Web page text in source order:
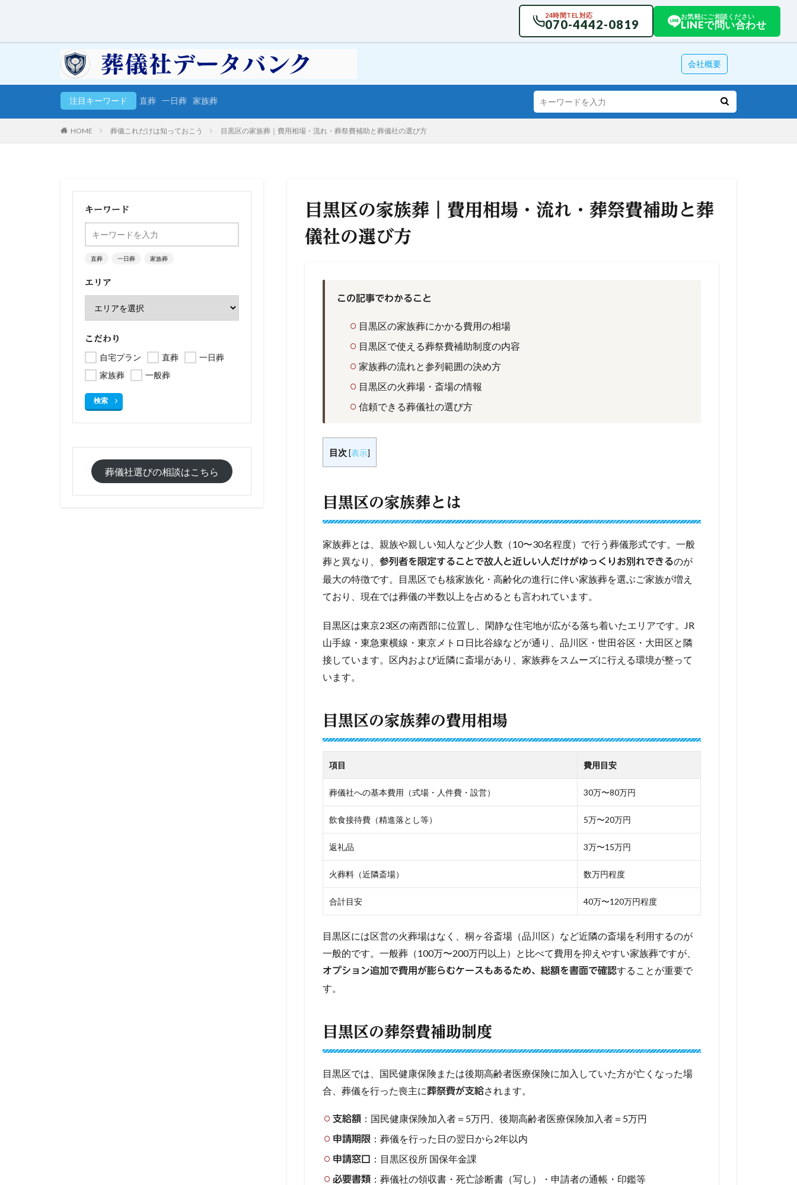
24時間TEL対応
070-4442-0819
お気軽にご相談ください
LINEで問い合わせ
会社概要
注目キーワード 直葬 一日葬 家族葬
HOME 葬儀これだけは知っておこう 目黒区の家族葬｜費用相場・流れ・葬祭費補助と葬儀社の選び方
目黒区の家族葬｜費用相場・流れ・葬祭費補助と葬
儀社の選び方
この記事でわかること
目黒区の家族葬にかかる費用の相場
目黒区で使える葬祭費補助制度の内容
家族葬の流れと参列範囲の決め方
目黒区の火葬場・斎場の情報
信頼できる葬儀社の選び方
目次 [表示]
目黒区の家族葬とは
家族葬とは、親族や親しい知人など少人数（10〜30名程度）で行う葬儀形式です。一般
葬と異なり、 参列者を限定することで故人と近しい人だけがゆっくりお別れできるのが
最大の特徴です。目黒区でも核家族化・高齢化の進行に伴い家族葬を選ぶご家族が増え
ており、現在では葬儀の半数以上を占めるとも言われています。
目黒区は東京23区の南西部に位置し、閑静な住宅地が広がる落ち着いたエリアです。JR
山手線・東急東横線・東京メトロ日比谷線などが通り、品川区・世田谷区・大田区と隣
接しています。区内および近隣に斎場があり、家族葬をスムーズに行える環境が整って
います。
目黒区の家族葬の費用相場
項目 費用目安
葬儀社への基本費用（式場・人件費・設営） 30万〜80万円
飲食接待費（精進落とし等） 5万〜20万円
返礼品 3万〜15万円
火葬料（近隣斎場） 数万円程度
合計目安 40万〜120万円程度
目黒区には区営の火葬場はなく、桐ヶ谷斎場（品川区）など近隣の斎場を利用するのが
一般的です。一般葬（100万〜200万円以上）と比べて費用を抑えやすい家族葬ですが、
オプション追加で費用が膨らむケースもあるため、総額を書面で確認することが重要で
す。
目黒区の葬祭費補助制度
目黒区では、国民健康保険または後期高齢者医療保険に加入していた方が亡くなった場
合、葬儀を行った喪主に葬祭費が支給されます。
支給額 ：国民健康保険加入者＝5万円、後期高齢者医療保険加入者＝5万円
申請期限 ：葬儀を行った日の翌日から2年以内
申請窓口 ：目黒区役所 国保年金課
必要書類 ：葬儀社の領収書・死亡診断書（写し）・申請者の通帳・印鑑等
キーワード
直葬 一日葬 家族葬
エリア
こだわり
自宅プラン 直葬
一日葬
家族葬
一般葬
検索
葬儀社選びの相談はこちら